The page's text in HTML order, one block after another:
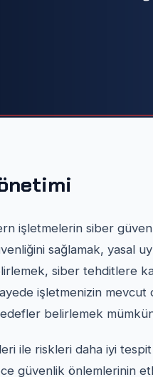
işletmelerin siber
sağlamak, yasal
siber tehditlere
işletmenizin
belirlemek
ile riskleri daha iyi
güvenlik önlemlerinin